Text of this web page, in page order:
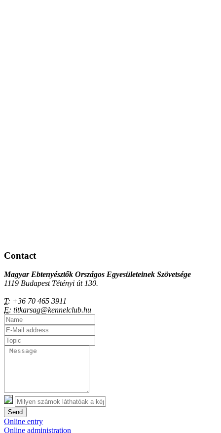
Contact
Magyar Ebtenyésztők Országos Egyesületeinek Szövetsége
1119 Budapest Tétényi út 130.
T: +36 70 465 3911
E: titkarsag@kennelclub.hu
Send
Online entry
Online administration